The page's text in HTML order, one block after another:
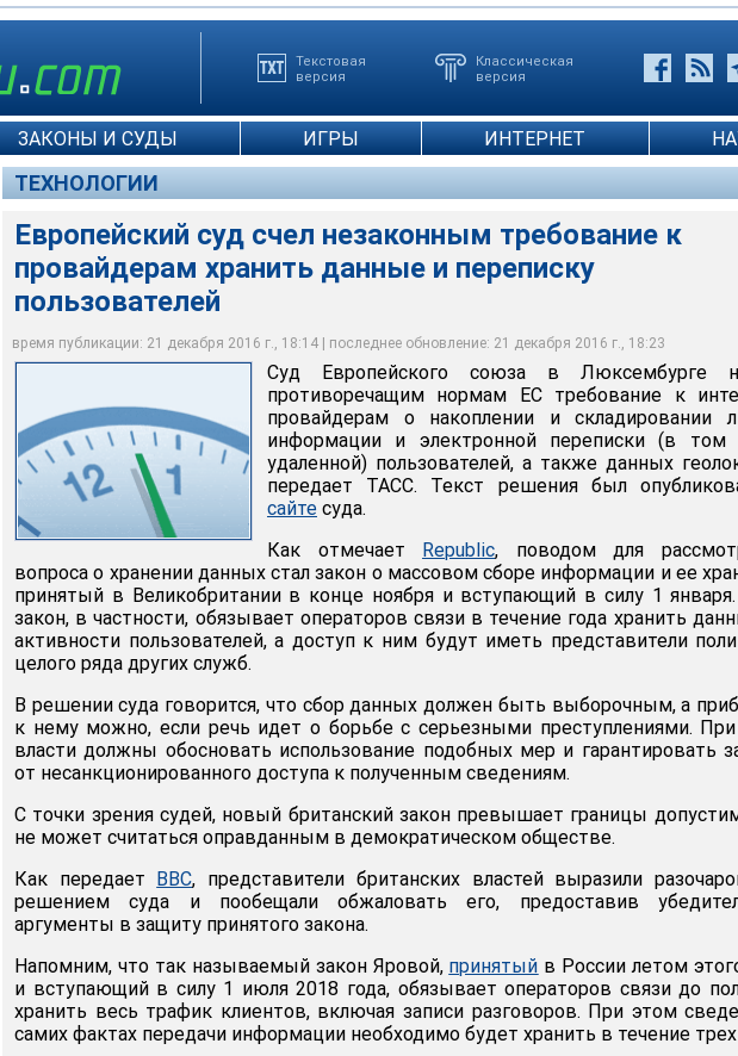
Текстовая
версия
Классическая
версия
ЗАКОНЫ И СУДЫ ИГРЫ ИНТЕРНЕТ
ТЕХНОЛОГИИ
Европейский суд счел незаконным требование к
провайдерам хранить данные и переписку
пользователей
время публикации: 21 декабря 2016 г., 18:14 | последнее обновление: 21 декабря 2016 г., 18:23
Global Look Press
Суд Европейского союза в Люксембурге
противоречащим нормам ЕС требование к
провайдерам о накоплении и складировании
информации и электронной переписки (в том
удаленной) пользователей, а также данных
передает ТАСС. Текст решения был
сайте суда.
Как отмечает Republic, поводом для
вопроса о хранении данных стал закон о массовом сборе информации и ее
принятый в Великобритании в конце ноября и вступающий в силу 1
закон, в частности, обязывает операторов связи в течение года хранить
активности пользователей, а доступ к ним будут иметь представители
целого ряда других служб.
В решении суда говорится, что сбор данных должен быть выборочным, а
к нему можно, если речь идет о борьбе с серьезными преступлениями.
власти должны обосновать использование подобных мер и гарантировать
от несанкционированного доступа к полученным сведениям.
С точки зрения судей, новый британский закон превышает границы
не может считаться оправданным в демократическом обществе.
Как передает BBC, представители британских властей выразили
решением суда и пообещали обжаловать его, предоставив
аргументы в защиту принятого закона.
Напомним, что так называемый закон Яровой, принятый в России летом
и вступающий в силу 1 июля 2018 года, обязывает операторов связи до
хранить весь трафик клиентов, включая записи разговоров. При этом
самих фактах передачи информации необходимо будет хранить в течение трех